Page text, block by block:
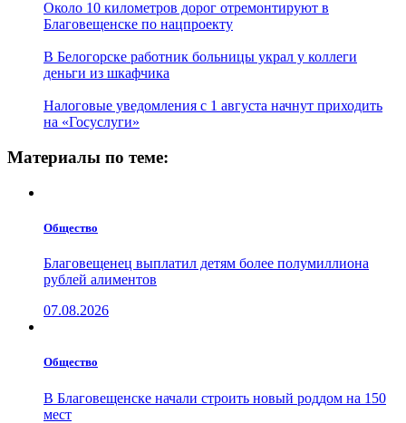
Около 10 километров дорог отремонтируют в
Благовещенске по нацпроекту
В Белогорске работник больницы украл у коллеги
деньги из шкафчика
Налоговые уведомления с 1 августа начнут приходить
на «Госуслуги»
Материалы по теме:
Общество
Благовещенец выплатил детям более полумиллиона
рублей алиментов
07.08.2026
Общество
В Благовещенске начали строить новый роддом на 150
мест